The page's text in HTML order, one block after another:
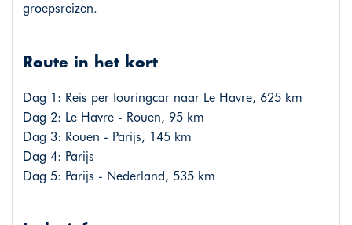
groepsreizen.
Route in het kort
Dag 1: Reis per touringcar naar Le Havre, 625 km
Dag 2: Le Havre - Rouen, 95 km
Dag 3: Rouen - Parijs, 145 km
Dag 4: Parijs
Dag 5: Parijs - Nederland, 535 km